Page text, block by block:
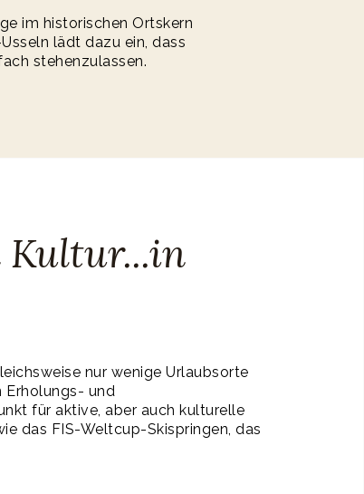
im historischen Ortskern
lädt dazu ein, dass
stehenzulassen.
nur wenige Urlaubsorte
Erholungs- und
für aktive, aber auch kulturelle
das FIS-Weltcup-Skispringen, das